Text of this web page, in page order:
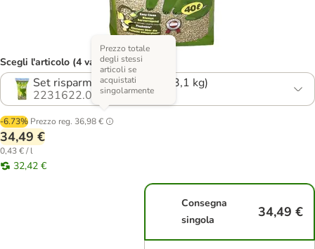
Scegli l'articolo (4 varianti)
Set risparmio: 2 x 40 litri (23,1 kg)
2231622.0
-6.73% Prezzo reg. 36,98 €
Prezzo totale
degli stessi
articoli se
acquistati
singolarmente
34,49 €
0,43 € / l
32,42 €
Consegna
singola
34,49 €